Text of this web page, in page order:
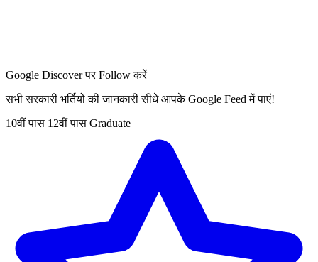
Google Discover पर Follow करें
सभी सरकारी भर्तियों की जानकारी सीधे आपके Google Feed में पाएं!
10वीं पास 12वीं पास Graduate